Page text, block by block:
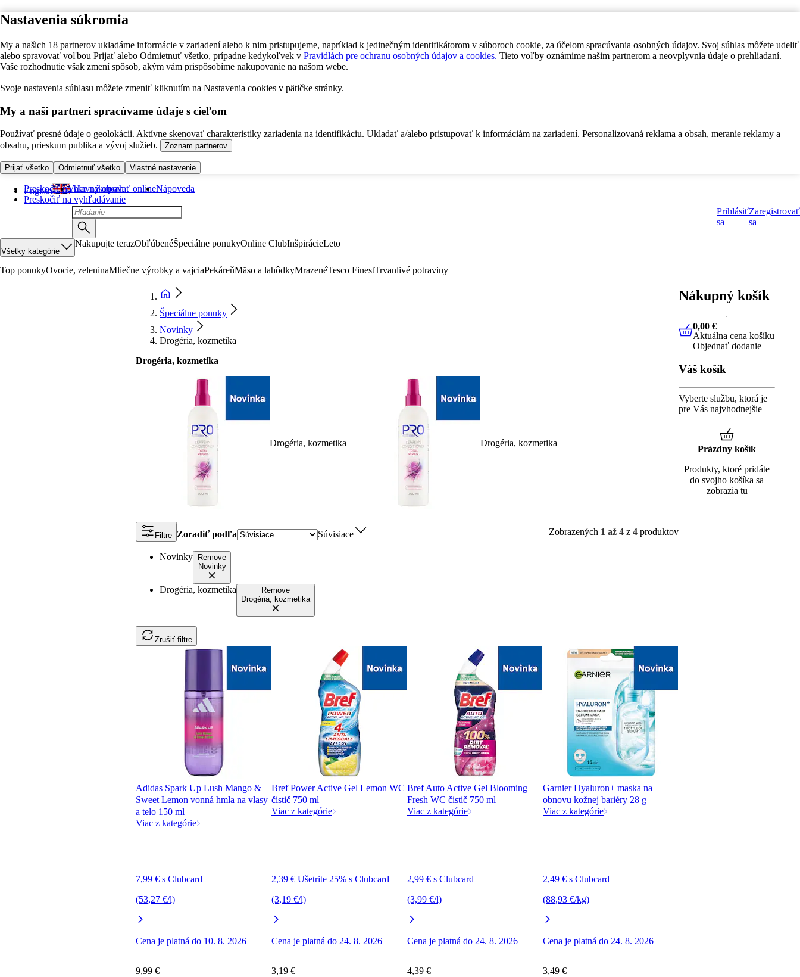
Nastavenia súkromia
My a našich 18 partnerov ukladáme informácie v zariadení alebo k nim pristupujeme, napríklad k jedinečným identifikátorom v súboroch cookie, za účelom spracúvania osobných údajov. Svoj súhlas môžete udeliť
alebo spravovať voľbou Prijať alebo Odmietnuť všetko, prípadne kedykoľvek v Pravidlách pre ochranu osobných údajov a cookies. Tieto voľby oznámime našim partnerom a neovplyvnia údaje o prehliadaní.
Vaše rozhodnutie však zmení spôsob, akým vám prispôsobíme nakupovanie na našom webe.
Svoje nastavenia súhlasu môžete zmeniť kliknutím na Nastavenia cookies v pätičke stránky.
My a naši partneri spracúvame údaje s cieľom
Používať presné údaje o geolokácii. Aktívne skenovať charakteristiky zariadenia na identifikáciu. Ukladať a/alebo pristupovať k informáciám na zariadení. Personalizovaná reklama a obsah, meranie reklamy a
obsahu, prieskum publika a vývoj služieb.
Zoznam partnerov
Prijať všetko Odmietnuť všetko Vlastné nastavenie
Preskočiť na hlavný obsah
Preskočiť na vyhľadávanie
English Ako nakupovať onlineNápoveda
Prihlásiť
sa
Zaregistrovať
sa
Všetky kategórie
Nakupujte terazObľúbenéŠpeciálne ponukyOnline ClubInšpirácieLeto
Top ponukyOvocie, zeleninaMliečne výrobky a vajciaPekáreňMäso a lahôdkyMrazenéTesco FinestTrvanlivé potraviny
Špeciálne ponuky
Novinky
Drogéria, kozmetika
Drogéria, kozmetika
Drogéria, kozmetika Drogéria, kozmetika
Filtre Zoradiť podľa Súvisiace Zobrazených 1 až 4 z 4 produktov
Novinky
Remove
Novinky
Drogéria, kozmetika
Remove
Drogéria, kozmetika
Zrušiť filtre
Adidas Spark Up Lush Mango &
Sweet Lemon vonná hmla na vlasy
a telo 150 ml
Viac z kategórie
7,99 € s Clubcard
(53,27 €/l)
Cena je platná do 10. 8. 2026
9,99 €
Bref Power Active Gel Lemon WC
čistič 750 ml
Viac z kategórie
2,39 € Ušetrite 25% s Clubcard
(3,19 €/l)
Cena je platná do 24. 8. 2026
3,19 €
Bref Auto Active Gel Blooming
Fresh WC čistič 750 ml
Viac z kategórie
2,99 € s Clubcard
(3,99 €/l)
Cena je platná do 24. 8. 2026
4,39 €
Garnier Hyaluron+ maska na
obnovu kožnej bariéry 28 g
Viac z kategórie
2,49 € s Clubcard
(88,93 €/kg)
Cena je platná do 24. 8. 2026
3,49 €
Nákupný košík
0,00 €Aktuálna cena
0,00 €
Aktuálna cena košíku
Objednať dodanie
Váš košík
Vyberte službu, ktorá je
pre Vás najvhodnejšie
Prázdny košík
Produkty, ktoré pridáte
do svojho košíka sa
zobrazia tu